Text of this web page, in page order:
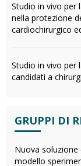
Studio in vivo per
nella protezione
cardiochirurgico
Studio in vivo per
candidati a
GRUPPI DI
Nuova
modello